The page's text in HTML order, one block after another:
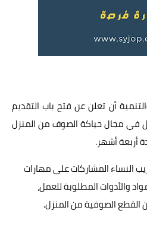
أن تعلن عن فتح باب التقديم
في مجال حياكة الصوف من المنزل
أربعة أشهر.
النساء المشاركات على مهارات
والأدوات المطلوبة للعمل،
القطع الصوفية من المنزل.